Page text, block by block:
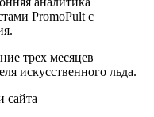
PromoPult с
трех месяцев
искусственного льда.
сайта